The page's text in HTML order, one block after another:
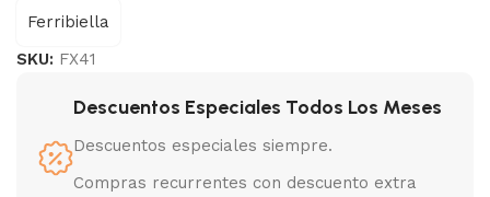
Ferribiella
SKU: FX41
Descuentos Especiales Todos Los Meses
Descuentos especiales siempre.
Compras recurrentes con descuento extra